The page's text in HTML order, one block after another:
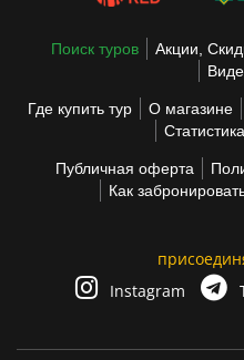
Поиск туров Акции,
Где купить тур О магазине
Публичная оферта
Как
Instagram